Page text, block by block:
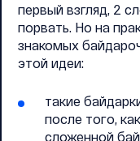
первый взгляд, 2
порвать. Но на
знакомых
этой идеи:
такие
после того,
сложенной